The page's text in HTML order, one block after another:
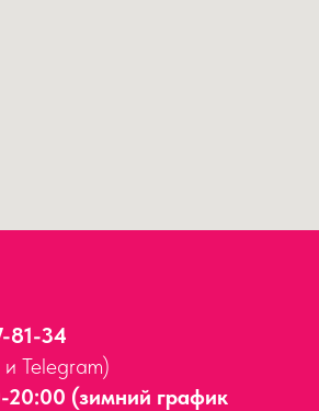
81-34
Telegram)
20:00 (зимний график